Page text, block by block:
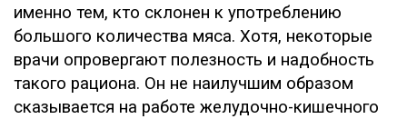
именно тем, кто склонен к употреблению
большого количества мяса. Хотя, некоторые
врачи опровергают полезность и надобность
такого рациона. Он не наилучшим образом
сказывается на работе желудочно-кишечного